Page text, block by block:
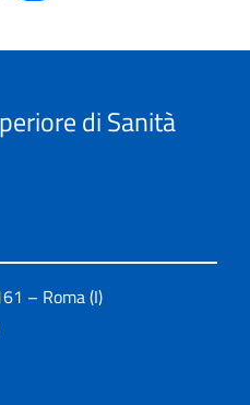
di Sanità
– Roma (I)